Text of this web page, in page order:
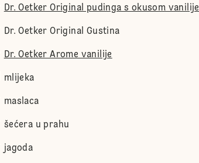
Dr. Oetker Original pudinga s okusom vanilije
Dr. Oetker Original Gustina
Dr. Oetker Arome vanilije
mlijeka
maslaca
šećera u prahu
jagoda